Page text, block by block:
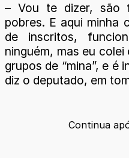
– Vou te dizer, são
pobres. E aqui minha
de inscritos,
ninguém, mas eu colei
grupos de “mina”, e é
diz o deputado, em
Continua